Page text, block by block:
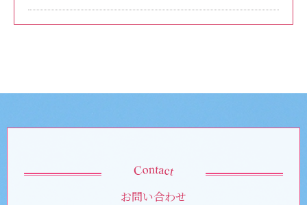
お問い合わせ